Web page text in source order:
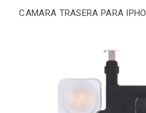
CAMARA TRASERA PARA